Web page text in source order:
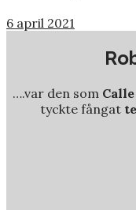
6 april 2021
….var den som
tyckte fångat